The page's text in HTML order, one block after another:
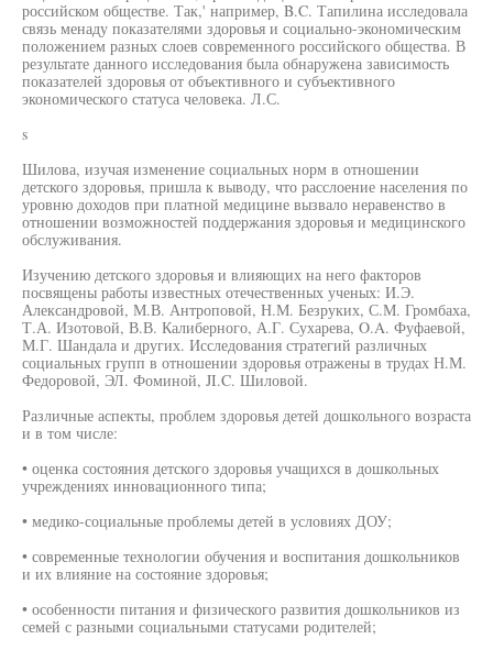
российском обществе. Так,' например, B.C. Тапилина исследовала
связь менаду показателями здоровья и социально-экономическим
положением разных слоев современного российского общества. В
результате данного исследования была обнаружена зависимость
показателей здоровья от объективного и субъективного
экономического статуса человека. Л.С.
s
Шилова, изучая изменение социальных норм в отношении
детского здоровья, пришла к выводу, что расслоение населения по
уровню доходов при платной медицине вызвало неравенство в
отношении возможностей поддержания здоровья и медицинского
обслуживания.
Изучению детского здоровья и влияющих на него факторов
посвящены работы известных отечественных ученых: И.Э.
Александровой, М.В. Антроповой, Н.М. Безруких, С.М. Громбаха,
Т.А. Изотовой, В.В. Калиберного, А.Г. Сухарева, O.A. Фуфаевой,
М.Г. Шандала и других. Исследования стратегий различных
социальных групп в отношении здоровья отражены в трудах Н.М.
Федоровой, ЭЛ. Фоминой, JI.C. Шиловой.
Различные аспекты, проблем здоровья детей дошкольного возраста
и в том числе:
• оценка состояния детского здоровья учащихся в дошкольных
учреждениях инновационного типа;
• медико-социальные проблемы детей в условиях ДОУ;
• современные технологии обучения и воспитания дошкольников
и их влияние на состояние здоровья;
• особенности питания и физического развития дошкольников из
семей с разными социальными статусами родителей;